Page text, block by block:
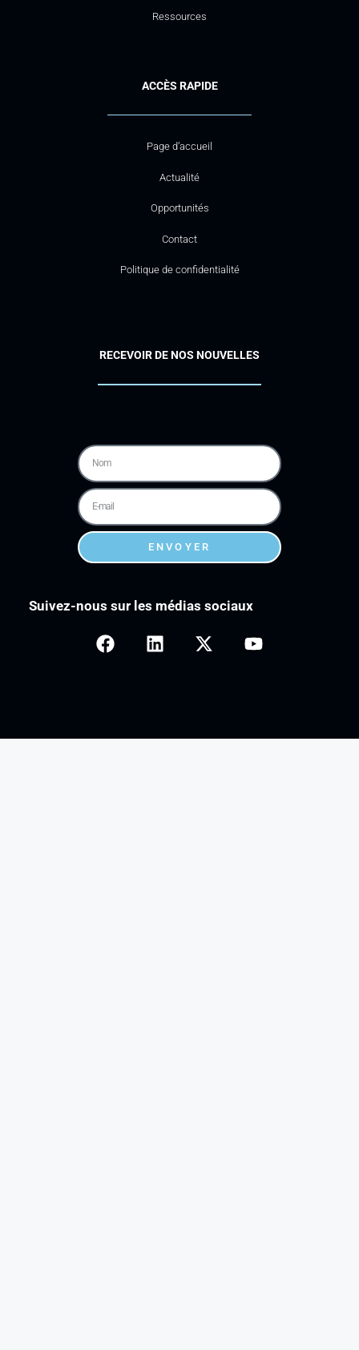
Ressources
ACCÈS RAPIDE
Page d’accueil
Actualité
Opportunités
Contact
Politique de confidentialité
RECEVOIR DE NOS NOUVELLES
ENVOYER
Suivez-nous sur les médias sociaux